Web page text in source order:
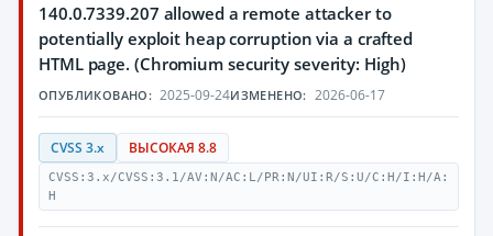
140.0.7339.207 allowed a remote attacker to
potentially exploit heap corruption via a crafted
HTML page. (Chromium security severity: High)
ОПУБЛИКОВАНО: 2025-09-24ИЗМЕНЕНО: 2026-06-17
CVSS 3.x ВЫСОКАЯ 8.8
CVSS:3.x/CVSS:3.1/AV:N/AC:L/PR:N/UI:R/S:U/C:H/I:H/A:
H